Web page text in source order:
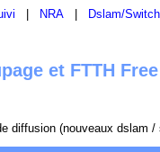
NRA Dslam/Switch
et FTTH
diffusion (nouveaux dslam